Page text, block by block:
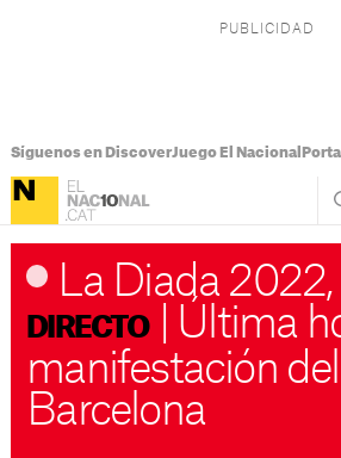
Síguenos en DiscoverJuego El Nacional
La Diada 2022,
DIRECTO
Última
manifestación del
Barcelona